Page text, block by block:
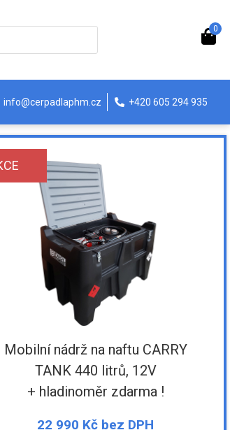
0
info@cerpadlaphm.cz +420 605 294 935
Výdej a skladování
Mobilní nádrž na naftu CARRY
TANK 440 litrů, 12V
+ hladinoměr zdarma !
22 990 Kč bez DPH